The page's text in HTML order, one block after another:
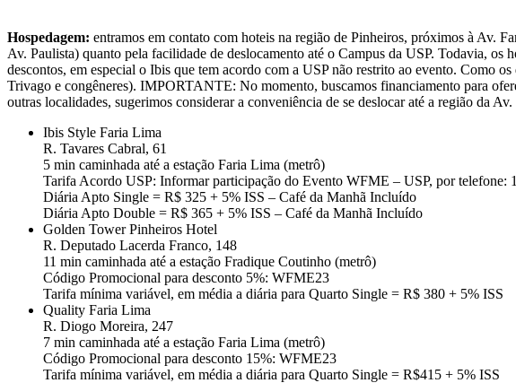
Hospedagem: entramos em contato com hoteis na região de Pinheiros, próximos à Av.
Av. Paulista) quanto pela facilidade de deslocamento até o Campus da USP. Todavia, os
descontos, em especial o Ibis que tem acordo com a USP não restrito ao evento. Como
Trivago e congêneres). IMPORTANTE: No momento, buscamos financiamento para
outras localidades, sugerimos considerar a conveniência de se deslocar até a região da
Ibis Style Faria Lima
R. Tavares Cabral, 61
5 min caminhada até a estação Faria Lima (metrô)
Tarifa Acordo USP: Informar participação do Evento WFME – USP, por telefone:
Diária Apto Single = R$ 325 + 5% ISS – Café da Manhã Incluído
Diária Apto Double = R$ 365 + 5% ISS – Café da Manhã Incluído
Golden Tower Pinheiros Hotel
R. Deputado Lacerda Franco, 148
11 min caminhada até a estação Fradique Coutinho (metrô)
Código Promocional para desconto 5%: WFME23
Tarifa mínima variável, em média a diária para Quarto Single = R$ 380 + 5% ISS
Quality Faria Lima
R. Diogo Moreira, 247
7 min caminhada até a estação Faria Lima (metrô)
Código Promocional para desconto 15%: WFME23
Tarifa mínima variável, em média a diária para Quarto Single = R$415 + 5% ISS